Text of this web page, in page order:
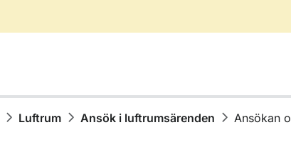
Luftrum Ansök i luftrumsärenden Ansökan